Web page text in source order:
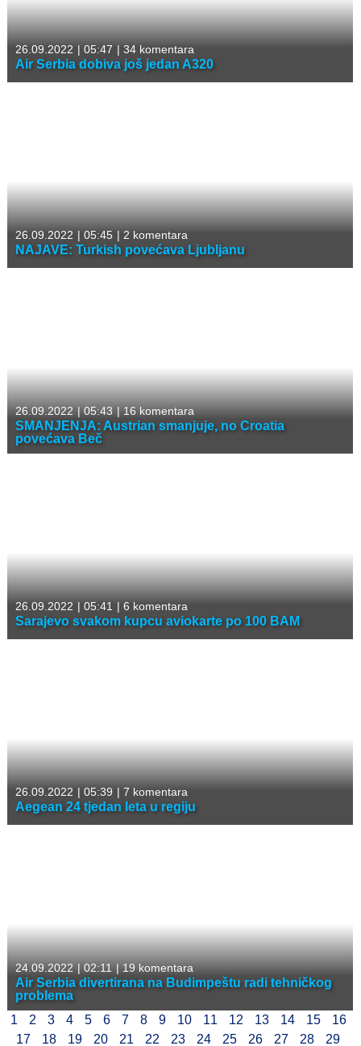
26.09.2022 | 05:47 | 34 komentara
Air Serbia dobiva još jedan A320
26.09.2022 | 05:45 | 2 komentara
NAJAVE: Turkish povećava Ljubljanu
26.09.2022 |05:43 |16 komentara
SMANJENJA: Austrian smanjuje, no Croatia
povećava Beč
26.09.2022 | 05:41 | 6 komentara
Sarajevo svakom kupcu aviokarte po 100 BAM
26.09.2022 | 05:39 | 7 komentara
Aegean 24 tjedan leta u regiju
24.09.2022 |02:11 |19 komentara
Air Serbia divertirana na Budimpeštu radi tehničkog
problema
1
2 3 4 5 6 7 8 9 10 11 12 13 14 15
16
17
18 19 20 21 22 23 24 25 26 27 28 29